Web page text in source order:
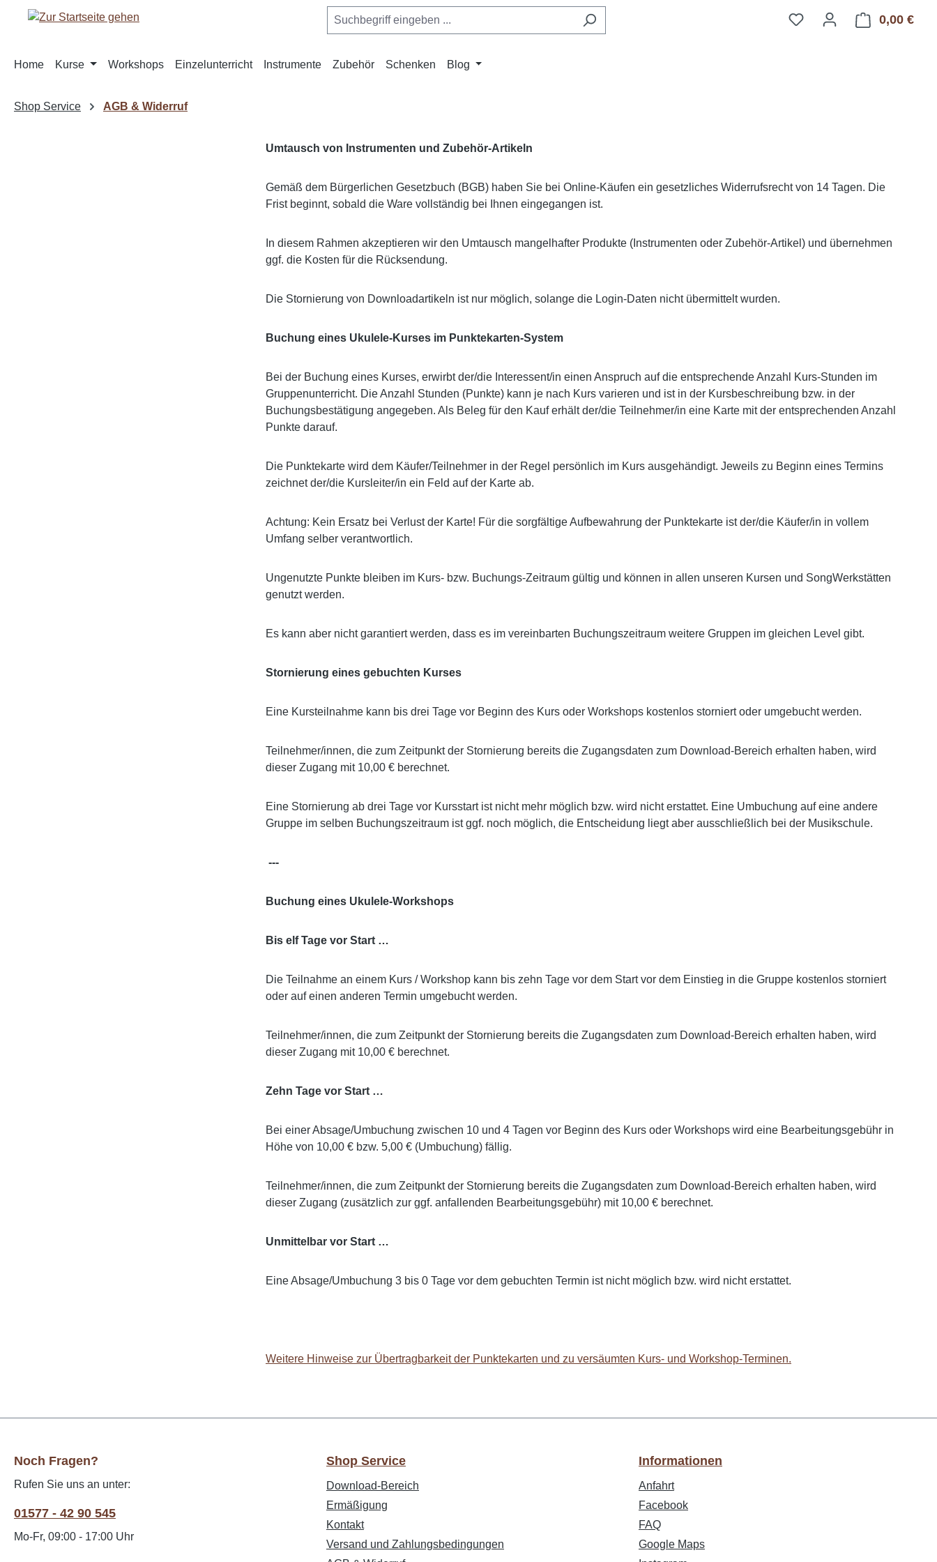
Hauptinhalt springen
Zur Suche springen
Zur Hauptnavigation springen 0,00 €
Home Kurse Workshops Einzelunterricht Instrumente Zubehör Schenken Blog
Shop Service AGB & Widerruf
Umtausch von Instrumenten und Zubehör-Artikeln
Gemäß dem Bürgerlichen Gesetzbuch (BGB) haben Sie bei Online-Käufen ein gesetzliches Widerrufsrecht von 14 Tagen. Die
Frist beginnt, sobald die Ware vollständig bei Ihnen eingegangen ist.
In diesem Rahmen akzeptieren wir den Umtausch mangelhafter Produkte (Instrumenten oder Zubehör-Artikel) und übernehmen
ggf. die Kosten für die Rücksendung.
Die Stornierung von Downloadartikeln ist nur möglich, solange die Login-Daten nicht übermittelt wurden.
Buchung eines Ukulele-Kurses im Punktekarten-System
Bei der Buchung eines Kurses, erwirbt der/die Interessent/in einen Anspruch auf die entsprechende Anzahl Kurs-Stunden im
Gruppenunterricht. Die Anzahl Stunden (Punkte) kann je nach Kurs varieren und ist in der Kursbeschreibung bzw. in der
Buchungsbestätigung angegeben. Als Beleg für den Kauf erhält der/die Teilnehmer/in eine Karte mit der entsprechenden Anzahl
Punkte darauf.
Die Punktekarte wird dem Käufer/Teilnehmer in der Regel persönlich im Kurs ausgehändigt. Jeweils zu Beginn eines Termins
zeichnet der/die Kursleiter/in ein Feld auf der Karte ab.
Achtung: Kein Ersatz bei Verlust der Karte! Für die sorgfältige Aufbewahrung der Punktekarte ist der/die Käufer/in in vollem
Umfang selber verantwortlich.
Ungenutzte Punkte bleiben im Kurs- bzw. Buchungs-Zeitraum gültig und können in allen unseren Kursen und SongWerkstätten
genutzt werden.
Es kann aber nicht garantiert werden, dass es im vereinbarten Buchungszeitraum weitere Gruppen im gleichen Level gibt.
Stornierung eines gebuchten Kurses
Eine Kursteilnahme kann bis drei Tage vor Beginn des Kurs oder Workshops kostenlos storniert oder umgebucht werden.
Teilnehmer/innen, die zum Zeitpunkt der Stornierung bereits die Zugangsdaten zum Download-Bereich erhalten haben, wird
dieser Zugang mit 10,00 € berechnet.
Eine Stornierung ab drei Tage vor Kursstart ist nicht mehr möglich bzw. wird nicht erstattet. Eine Umbuchung auf eine andere
Gruppe im selben Buchungszeitraum ist ggf. noch möglich, die Entscheidung liegt aber ausschließlich bei der Musikschule.
---
Buchung eines Ukulele-Workshops
Bis elf Tage vor Start …
Die Teilnahme an einem Kurs / Workshop kann bis zehn Tage vor dem Start vor dem Einstieg in die Gruppe kostenlos storniert
oder auf einen anderen Termin umgebucht werden.
Teilnehmer/innen, die zum Zeitpunkt der Stornierung bereits die Zugangsdaten zum Download-Bereich erhalten haben, wird
dieser Zugang mit 10,00 € berechnet.
Zehn Tage vor Start …
Bei einer Absage/Umbuchung zwischen 10 und 4 Tagen vor Beginn des Kurs oder Workshops wird eine Bearbeitungsgebühr in
Höhe von 10,00 € bzw. 5,00 € (Umbuchung) fällig.
Teilnehmer/innen, die zum Zeitpunkt der Stornierung bereits die Zugangsdaten zum Download-Bereich erhalten haben, wird
dieser Zugang (zusätzlich zur ggf. anfallenden Bearbeitungsgebühr) mit 10,00 € berechnet.
Unmittelbar vor Start …
Eine Absage/Umbuchung 3 bis 0 Tage vor dem gebuchten Termin ist nicht möglich bzw. wird nicht erstattet.
Weitere Hinweise zur Übertragbarkeit der Punktekarten und zu versäumten Kurs- und Workshop-Terminen.
Noch Fragen?
Rufen Sie uns an unter:
01577 - 42 90 545
Mo-Fr, 09:00 - 17:00 Uhr
Shop Service
Download-Bereich
Ermäßigung
Kontakt
Versand und Zahlungsbedingungen
Informationen
Anfahrt
Facebook
FAQ
Google Maps